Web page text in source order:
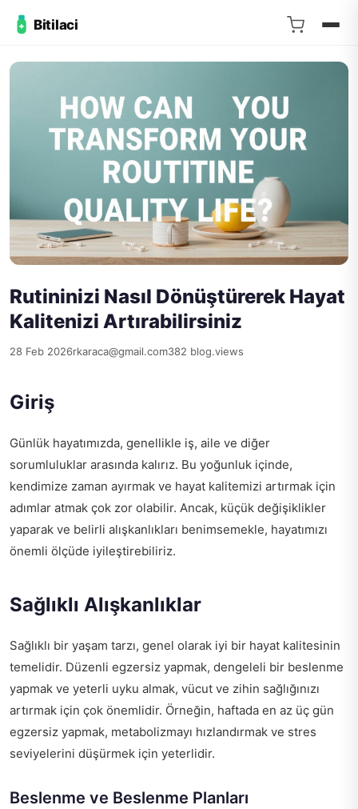
Bitilaci
Rutininizi Nasıl Dönüştürerek Hayat
Kalitenizi Artırabilirsiniz
28 Feb 2026rkaraca@gmail.com382 blog.views
Giriş
Günlük hayatımızda, genellikle iş, aile ve diğer
sorumluluklar arasında kalırız. Bu yoğunluk içinde,
kendimize zaman ayırmak ve hayat kalitemizi artırmak için
adımlar atmak çok zor olabilir. Ancak, küçük değişiklikler
yaparak ve belirli alışkanlıkları benimsemekle, hayatımızı
önemli ölçüde iyileştirebiliriz.
Sağlıklı Alışkanlıklar
Sağlıklı bir yaşam tarzı, genel olarak iyi bir hayat kalitesinin
temelidir. Düzenli egzersiz yapmak, dengeleli bir beslenme
yapmak ve yeterli uyku almak, vücut ve zihin sağlığınızı
artırmak için çok önemlidir. Örneğin, haftada en az üç gün
egzersiz yapmak, metabolizmayı hızlandırmak ve stres
seviyelerini düşürmek için yeterlidir.
Beslenme ve Beslenme Planları